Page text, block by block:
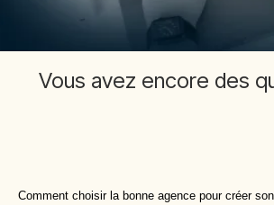
Vous avez encore des
Comment choisir la bonne agence pour créer